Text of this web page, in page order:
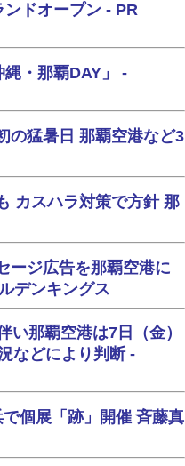
ンドオープン - PR
・那覇DAY」 -
の猛暑日 那覇空港など3
カスハラ対策で方針 那
ージ広告を那覇空港に
デンキングス
い那覇空港は7日（金）
などにより判断 -
個展「跡」開催 斉藤真